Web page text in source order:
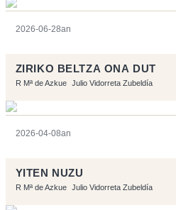
2026-06-28an
ZIRIKO BELTZA ONA DUT
R Mª de Azkue Julio Vidorreta Zubeldía
2026-04-08an
YITEN NUZU
R Mª de Azkue Julio Vidorreta Zubeldía